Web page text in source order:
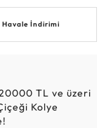
Havale İndirimi
TL ve üzeri
Kolye